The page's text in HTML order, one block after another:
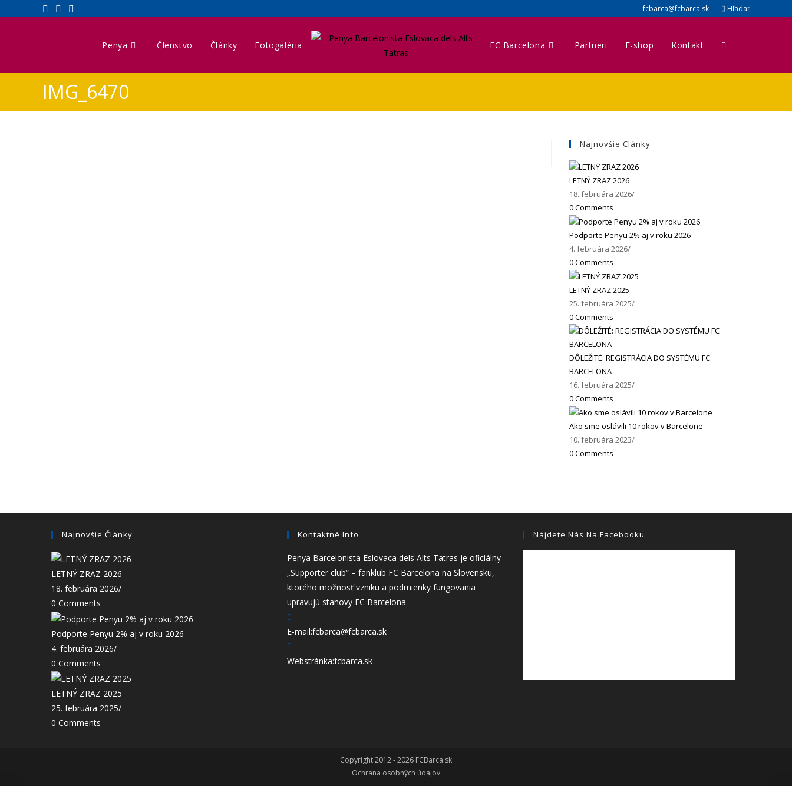
fcbarca@fcbarca.sk Hľadať
Penya Členstvo Články Fotogaléria FC Barcelona Partneri E-shop Kontakt Toggle
IMG_6470
Najnovšie Clánky
LETNÝ ZRAZ 2026
18. februára 2026/
0 Comments
Podporte Penyu 2% aj v roku 2026
4. februára 2026/
0 Comments
LETNÝ ZRAZ 2025
25. februára 2025/
0 Comments
DÔLEŽITÉ: REGISTRÁCIA DO SYSTÉMU FC
BARCELONA
16. februára 2025/
0 Comments
Ako sme oslávili 10 rokov v Barcelone
10. februára 2023/
0 Comments
Najnovšie Články
LETNÝ ZRAZ 2026
18. februára 2026/
0 Comments
Podporte Penyu 2% aj v roku 2026
4. februára 2026/
0 Comments
LETNÝ ZRAZ 2025
25. februára 2025/
0 Comments
Kontaktné Info
Penya Barcelonista Eslovaca dels Alts Tatras je oficiálny
„Supporter club“ – fanklub FC Barcelona na Slovensku,
ktorého možnosť vzniku a podmienky fungovania
upravujú stanovy FC Barcelona.
E-mail:fcbarca@fcbarca.skOpens
Webstránka:fcbarca.sk
Nájdete Nás Na Facebooku
Copyright 2012 - 2026 FCBarca.sk
Ochrana osobných údajov